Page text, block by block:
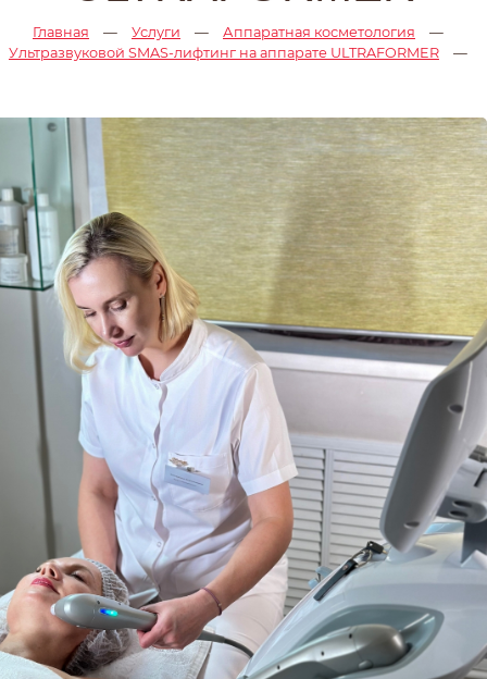
Главная — Услуги — Аппаратная косметология
—
Ультразвуковой SMAS-лифтинг на аппарате ULTRAFORMER
—